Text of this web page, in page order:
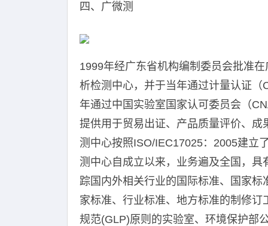
四、广微测
1999年经广东省机构编制委员会批准
析检测中心，并于当年通过计量认证
年通过中国实验室国家认可委员会（
提供用于贸易出证、产品质量评价、
测中心按照ISO/IEC17025：2005建立
测中心自成立以来，业务遍及全国，
踪国内外相关行业的国际标准、国家
家标准、行业标准、地方标准的制修
规范(GLP)原则的实验室、环境保护部